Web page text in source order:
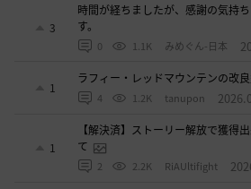
3
時間が経ちましたが、感謝の気持
す。
0 1.1K みめぐん-日本
1
ラフィー・レッドマウンテンの改
4 1.2K tanupon
1
【解決済】ストーリー解放で獲得
て
2 2.2K RiAUltifight